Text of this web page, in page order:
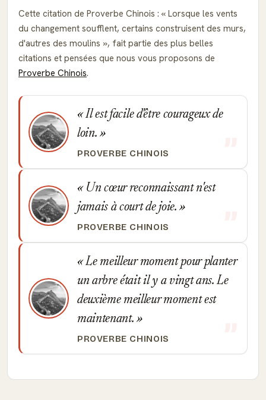
Cette citation de Proverbe Chinois :
Lorsque les vents
du changement soufflent, certains construisent des murs,
d'autres des moulins
, fait partie des plus belles
citations et pensées que nous vous proposons de
Proverbe Chinois.
Il est facile d'être courageux de
loin.
PROVERBE CHINOIS
Un cœur reconnaissant n'est
jamais à court de joie.
PROVERBE CHINOIS
Le meilleur moment pour planter
un arbre était il y a vingt ans. Le
deuxième meilleur moment est
maintenant.
PROVERBE CHINOIS